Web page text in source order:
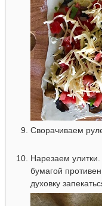
Сворачиваем
Нарезаем
бумагой
духовку